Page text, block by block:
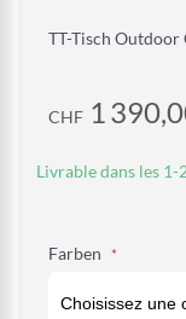
TT-Tisch Outdoor
CHF 1
Livrable dans les 1-
Farben